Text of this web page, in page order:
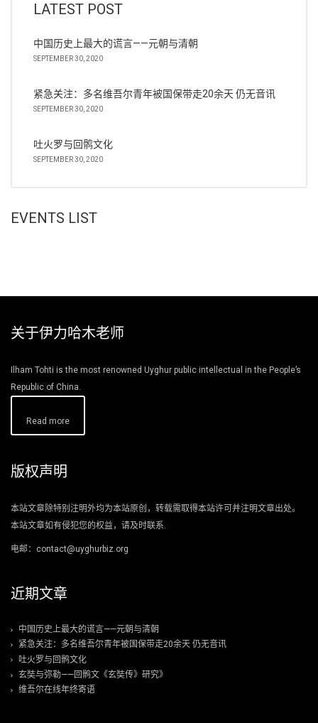
LATEST POST
中国历史上最大的谎言——元朝与清朝
SEPTEMBER 30, 2020
紧急关注：多名维吾尔青年被国保带走20余天 仍无音讯
SEPTEMBER 30, 2020
吐火罗与回鹘文化
SEPTEMBER 30, 2020
EVENTS LIST
关于伊力哈木老师
Ilham Tohti is the most renowned Uyghur public intellectual in the People’s
Republic of China.
Read more
版权声明
本站文章除特别注明外均为本站原创，转载需取得本站许可并注明文章出处。
本站文章如有侵犯您的权益，请及时联系.
电邮：contact@uyghurbiz.org
近期文章
中国历史上最大的谎言——元朝与清朝
紧急关注：多名维吾尔青年被国保带走20余天 仍无音讯
吐火罗与回鹘文化
玄奘与弥勒——回鹘文《玄奘传》研究》
维吾尔在线年终寄语